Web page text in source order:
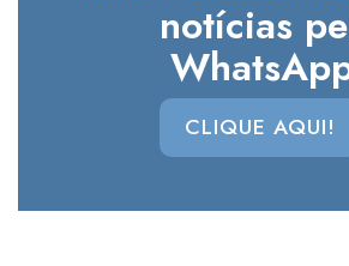
notícias
CLIQUE AQUI!